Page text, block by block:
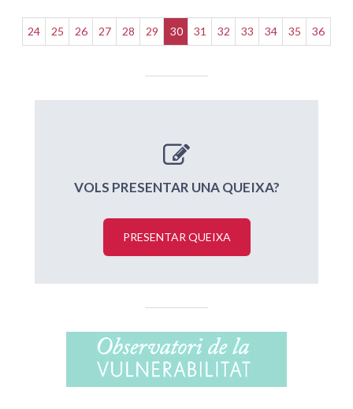
24 25 26 27 28 29 30 31 32 33 34 35 36
VOLS PRESENTAR UNA QUEIXA?
PRESENTAR QUEIXA